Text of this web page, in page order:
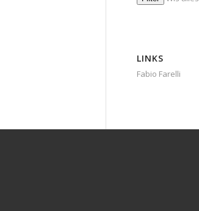
LINKS
Fabio Farelli